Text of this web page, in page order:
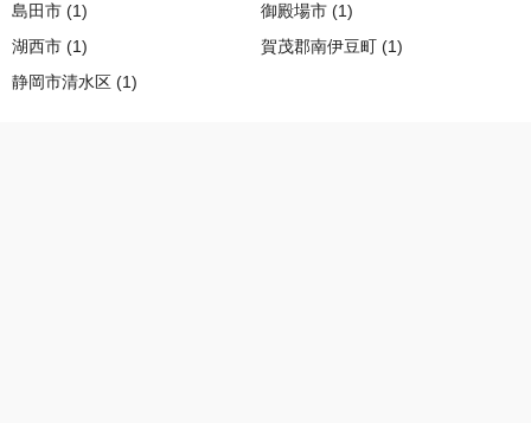
島田市 (1) 御殿場市 (1)
湖西市 (1) 賀茂郡南伊豆町 (1)
静岡市清水区 (1)